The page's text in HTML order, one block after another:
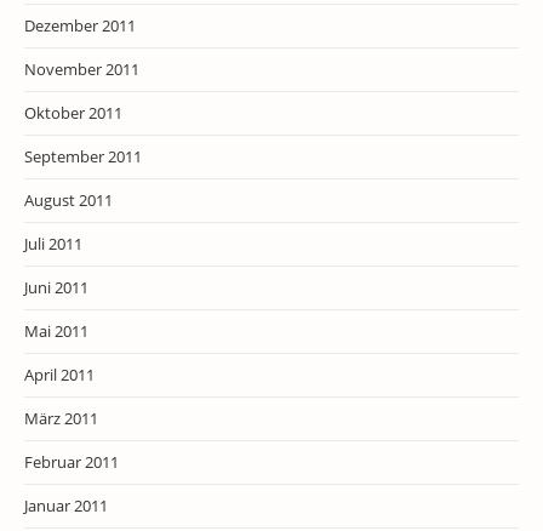
Dezember 2011
November 2011
Oktober 2011
September 2011
August 2011
Juli 2011
Juni 2011
Mai 2011
April 2011
März 2011
Februar 2011
Januar 2011